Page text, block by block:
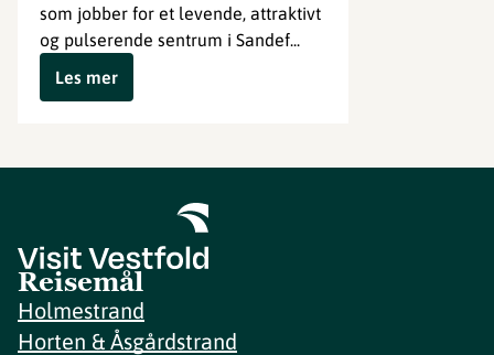
som jobber for et levende, attraktivt
og pulserende sentrum i Sandef...
Les mer
Reisemål
Holmestrand
Horten & Åsgårdstrand